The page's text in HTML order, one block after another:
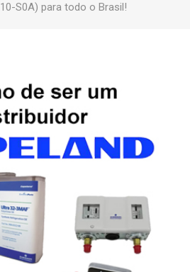
S0A) para todo o Brasil!